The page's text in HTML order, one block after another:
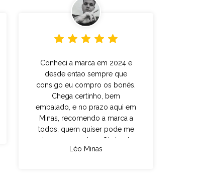
Conheci a marca em 2024 e
desde entao sempre que
consigo eu compro os bonés.
Chega certinho, bem
embalado, e no prazo aqui em
Minas, recomendo a marca a
todos, quem quiser pode me
chamar nas redes... Obrigado
Choraboy tmj sempre
Léo Minas